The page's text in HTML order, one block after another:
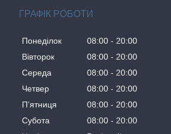
ГРАФІК РОБОТИ
Понеділок 08:00
20:00
Вівторок
08:00
20:00
Середа
08:00
20:00
Четвер
08:00
20:00
Пʼятниця
08:00
20:00
Субота
08:00
20:00